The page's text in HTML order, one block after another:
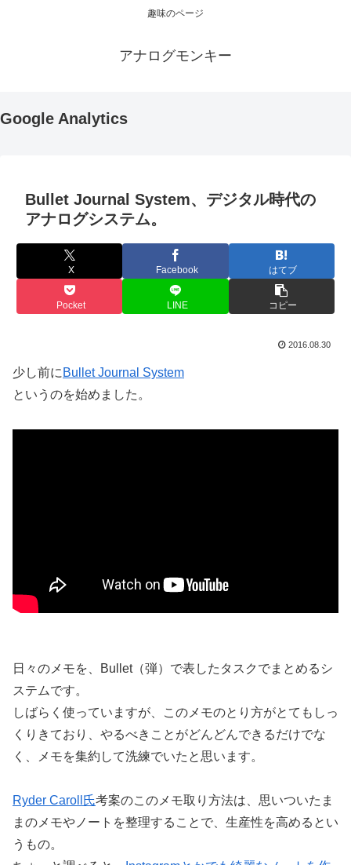
趣味のページ
アナログモンキー
Google Analytics
Bullet Journal System、デジタル時代の
アナログシステム。
X Facebook はてブ
Pocket LINE コピー
2016.08.30
少し前に Bullet Journal System
というのを始めました。
日々のメモを、Bullet（弾）で表したタスクでまとめるシ
ステムです。
しばらく使っていますが、このメモのとり方がとてもしっ
くりきており、やるべきことがどんどんできるだけでな
く、メモを集約して洗練でいたと思います。
Ryder Caroll氏考案のこのメモ取り方法は、思いついたま
まのメモやノートを整理することで、生産性を高めるとい
うもの。